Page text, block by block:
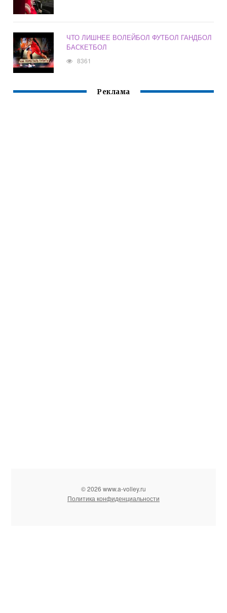
ЧТО ЛИШНЕЕ ВОЛЕЙБОЛ ФУТБОЛ ГАНДБОЛ
БАСКЕТБОЛ
8361
Реклама
© 2026 www.a-volley.ru
Политика конфиденциальности